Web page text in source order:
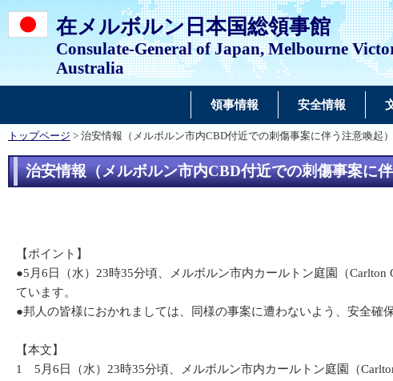
在メルボルン日本国総領事館
Consulate-General of Japan, Melbourne
Australia
領事情報 安全情報
トップページ > 治安情報（メルボルン市内CBD付近での刺傷事案に伴う注意喚起）
治安情報（メルボルン市内CBD付近での刺傷事案に
【ポイント】
●5月6日（水）23時35分頃、メルボルン市内カールトン庭園（
ています。
●邦人の皆様におかれましては、同様の事案に遭わないよう、安全確
【本文】
1 5月6日（水）23時35分頃、メルボルン市内カールトン庭園（